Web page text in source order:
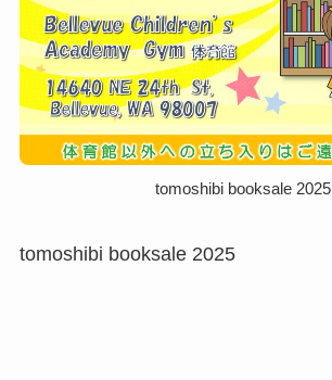
tomoshibi booksale 2025
tomoshibi booksale 2025